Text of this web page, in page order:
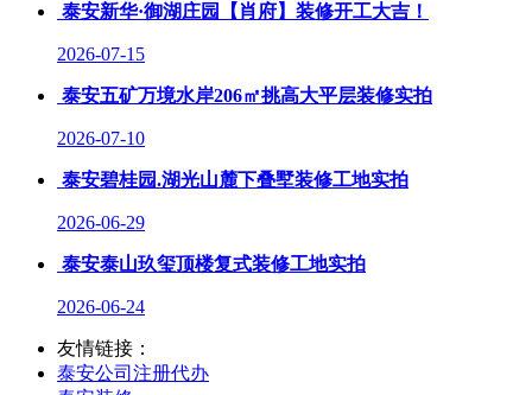
泰安新华·御湖庄园【肖府】装修开工大吉！
2026-07-15
泰安五矿万境水岸206㎡挑高大平层装修实拍
2026-07-10
泰安碧桂园.湖光山麓下叠墅装修工地实拍
2026-06-29
泰安泰山玖玺顶楼复式装修工地实拍
2026-06-24
友情链接：
泰安公司注册代办